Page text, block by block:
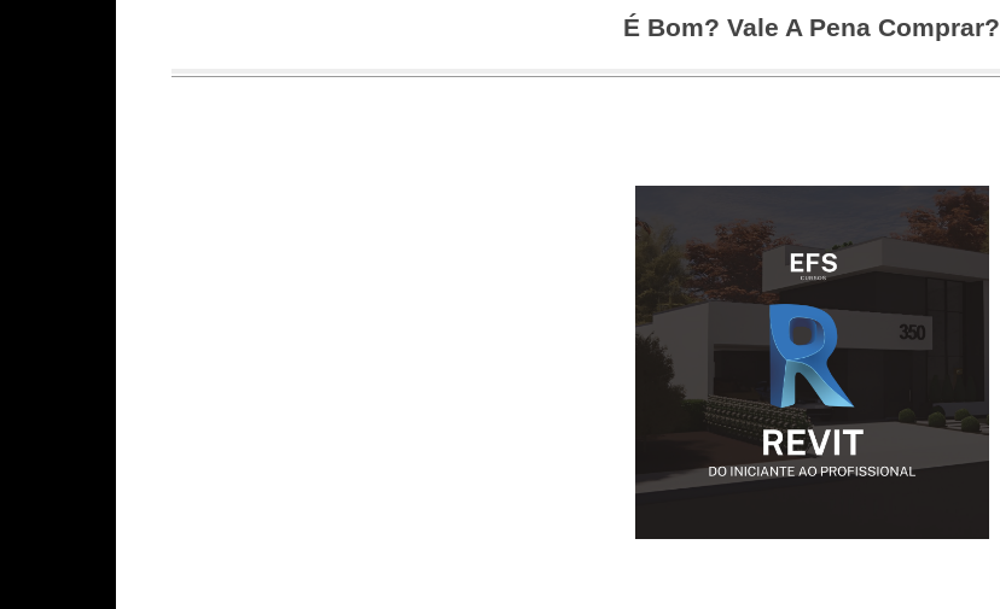
É Bom? Vale A Pena Comprar?